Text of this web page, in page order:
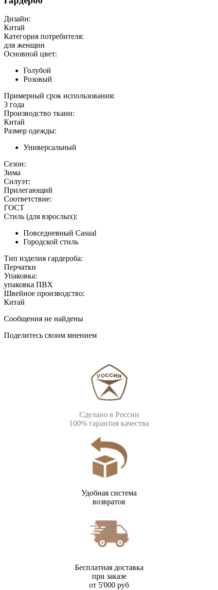
Дизайн:
Китай
Категория потребителя:
для женщин
Основной цвет:
Голубой
Розовый
Примерный срок использования:
3 года
Производство ткани:
Китай
Размер одежды:
Универсальный
Сезон:
Зима
Силуэт:
Прилегающий
Соответствие:
ГОСТ
Стиль (для взрослых):
Повседневный Casual
Городской стиль
Тип изделия гардероба:
Перчатки
Упаковка:
упаковка ПВХ
Швейное производство:
Китай
Сообщения не найдены
Поделитесь своим мнением
Сделано в России
100% гарантия качества
Удобная система
возвратов
Бесплатная доставка
при заказе
от 5'000 руб